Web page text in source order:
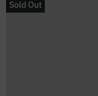
Sold Out